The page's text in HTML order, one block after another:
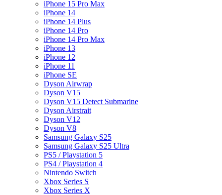
iPhone 15 Pro Max
iPhone 14
iPhone 14 Plus
iPhone 14 Pro
iPhone 14 Pro Max
iPhone 13
iPhone 12
iPhone 11
iPhone SE
Dyson Airwrap
Dyson V15
Dyson V15 Detect Submarine
Dyson Airstrait
Dyson V12
Dyson V8
Samsung Galaxy S25
Samsung Galaxy S25 Ultra
PS5 / Playstation 5
PS4 / Playstation 4
Nintendo Switch
Xbox Series S
Xbox Series X